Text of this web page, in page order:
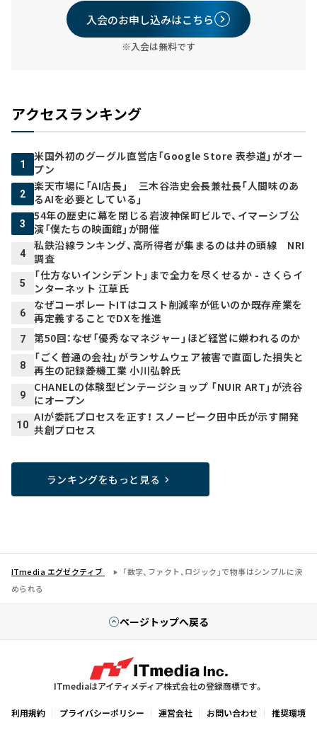
入会のお申し込みはこちら
※入会は無料です
アクセスランキング
1
米国外初のグーグル直営店「Google Store 表参道」がオー
プン
2
楽天市場に「AI店長」 三木谷浩史会長兼社長「人間味のあ
るAIを必要としている」
3
54年の歴史に幕を閉じる岩波神保町ビルで、イマーシブ公
演「僕たちの映画館」が開催
4
私鉄沿線ランキング、高所得者が集まるのは井の頭線 NRI
調査
5
「仕方ないインシデント」まで全力を尽くせるか - さくらイ
ンターネット 江草氏
6
なぜコーポレートITはコスト削減率が低いのか――既存産業を
再定義することでDXを推進
7 第50回：なぜ「優秀なマネジャー」ほど経営に嫌われるのか
8
「ごく普通の会社」がランサムウェア被害で直面した損失と
再生の記録――菱機工業 小川弘幹氏
9
CHANELの体験型ビンテージショップ 「NUIR ART」が渋谷
にオープン
10
AIが委託プロセスを正す！ スノーピーク田中氏が示す開発
共創プロセス
ランキングをもっと見る
ITmedia エグゼクティブ
「数字、ファクト、ロジック」で物事はシンプルに決
められる
ページトップへ戻る
ITmediaはアイティメディア株式会社の登録商標です。
利用規約 プライバシーポリシー 運営会社 お問い合わせ 推奨環境